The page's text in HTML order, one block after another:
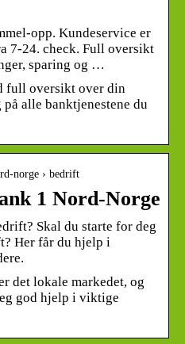
opp. Kundeservice er
7-24. check. Full oversikt
sparing og …
full oversikt over din
alle banktjenestene du
norge › bedrift
1 Nord-Norge
Skal du starte for deg
Her får du hjelp i
det lokale markedet, og
god hjelp i viktige